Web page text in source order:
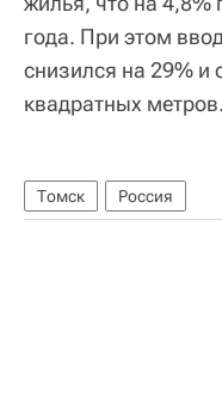
года. При этом
снизился на 29% и
квадратных метров.
Томск Россия